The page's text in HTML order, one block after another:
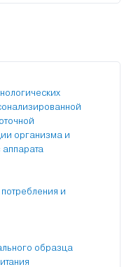
организма и
аппарата
и
образца